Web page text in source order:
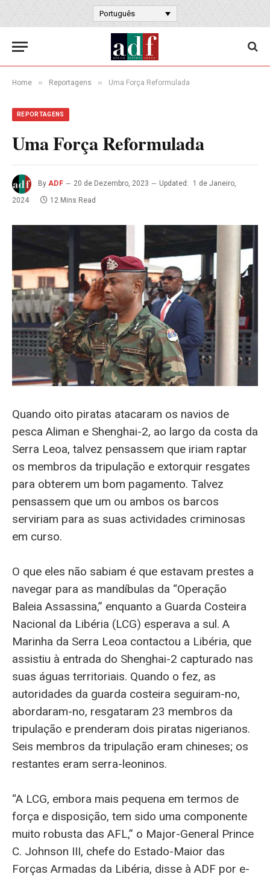
Português
Home » Reportagens » Uma Força Reformulada
REPORTAGENS
Uma Força Reformulada
By ADF 20 de Dezembro, 2023 Updated:
1 de Janeiro,
2024
12 Mins Read
Quando oito piratas atacaram os navios de
pesca Aliman e Shenghai-2, ao largo da costa da
Serra Leoa, talvez pensassem que iriam raptar
os membros da tripulação e extorquir resgates
para obterem um bom pagamento. Talvez
pensassem que um ou ambos os barcos
serviriam para as suas actividades criminosas
em curso.
O que eles não sabiam é que estavam prestes a
navegar para as mandíbulas da “Operação
Baleia Assassina,” enquanto a Guarda Costeira
Nacional da Libéria (LCG) esperava a sul. A
Marinha da Serra Leoa contactou a Libéria, que
assistiu à entrada do Shenghai-2 capturado nas
suas águas territoriais. Quando o fez, as
autoridades da guarda costeira seguiram-no,
abordaram-no, resgataram 23 membros da
tripulação e prenderam dois piratas nigerianos.
Seis membros da tripulação eram chineses; os
restantes eram serra-leoninos.
“A LCG, embora mais pequena em termos de
força e disposição, tem sido uma componente
muito robusta das AFL,” o Major-General Prince
C. Johnson III, chefe do Estado-Maior das
Forças Armadas da Libéria, disse à ADF por e-